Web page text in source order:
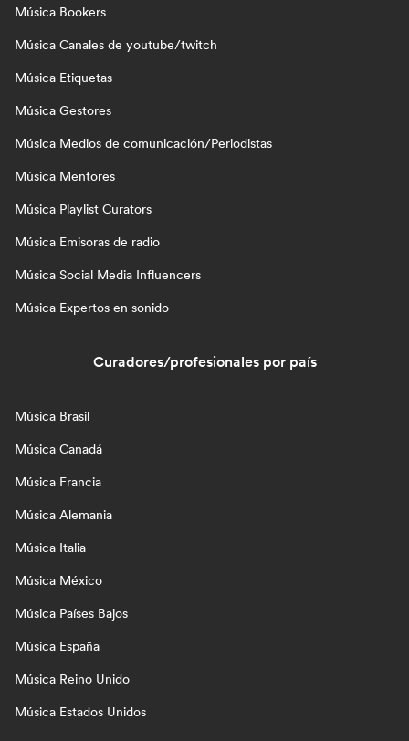
Música Bookers
Música Canales de youtube/twitch
Música Etiquetas
Música Gestores
Música Medios de comunicación/Periodistas
Música Mentores
Música Playlist Curators
Música Emisoras de radio
Música Social Media Influencers
Música Expertos en sonido
Curadores/profesionales por país
Música Brasil
Música Canadá
Música Francia
Música Alemania
Música Italia
Música México
Música Países Bajos
Música España
Música Reino Unido
Música Estados Unidos